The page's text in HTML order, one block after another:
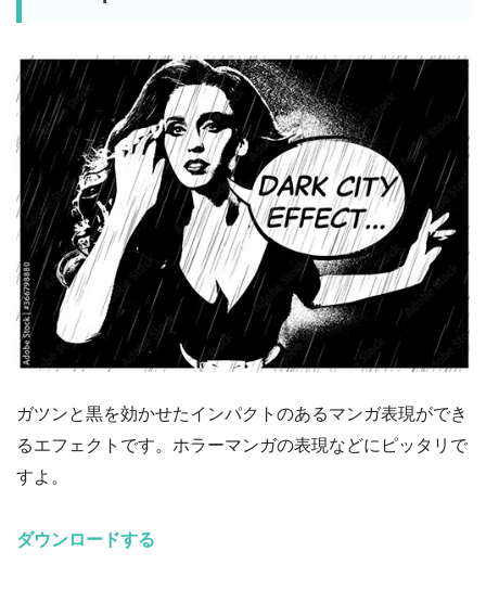
ガツンと黒を効かせたインパクトのあるマンガ表現ができ
るエフェクトです。ホラーマンガの表現などにピッタリで
すよ。
ダウンロードする